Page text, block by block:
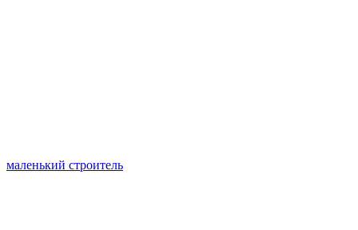
маленький строитель